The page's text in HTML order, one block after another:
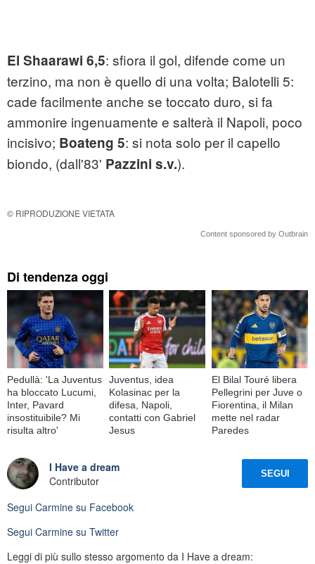
El Shaarawi 6,5: sfiora il gol, difende come un
terzino, ma non è quello di una volta; Balotelli 5:
cade facilmente anche se toccato duro, si fa
ammonire ingenuamente e salterà il Napoli, poco
incisivo; Boateng 5: si nota solo per il capello
biondo, (dall'83' Pazzini s.v.).
© RIPRODUZIONE VIETATA
Content sponsored by Outbrain
Di tendenza oggi
Pedullà: 'La Juventus
ha bloccato Lucumi,
Inter, Pavard
insostituibile? Mi
risulta altro'
Juventus, idea
Kolasinac per la
difesa, Napoli,
contatti con Gabriel
Jesus
El Bilal Touré libera
Pellegrini per Juve o
Fiorentina, il Milan
mette nel radar
Paredes
I Have a dream
Contributor
SEGUI
Segui Carmine su Facebook
Segui Carmine su Twitter
Leggi di più sullo stesso argomento da I Have a dream: